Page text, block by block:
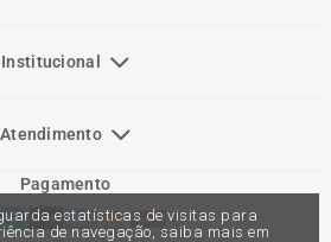
estatísticas de visitas para
de navegação, saiba mais em
Institucional
Atendimento
Pagamento